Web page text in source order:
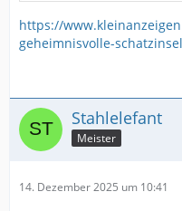
https://
geheimnisvolle-
Stahlelefant
Meister
14. Dezember 2025 um 10:41